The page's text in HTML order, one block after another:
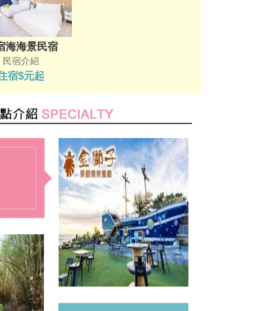
海海景民宿
民宿介紹
宿$元起